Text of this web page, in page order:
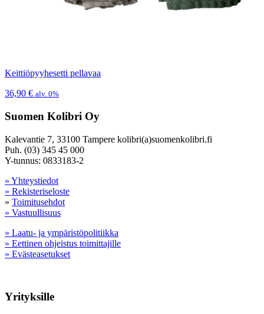
Keittiöpyyhesetti pellavaa
36,90 € alv. 0%
Suomen Kolibri Oy
Kalevantie 7, 33100 Tampere kolibri(a)suomenkolibri.fi
Puh. (03) 345 45 000
Y-tunnus: 0833183-2
» Yhteystiedot
» Rekisteriseloste
» Toimitusehdot
» Vastuullisuus
» Laatu- ja ympäristöpolitiikka
» Eettinen ohjeistus toimittajille
» Evästeasetukset
Yrityksille